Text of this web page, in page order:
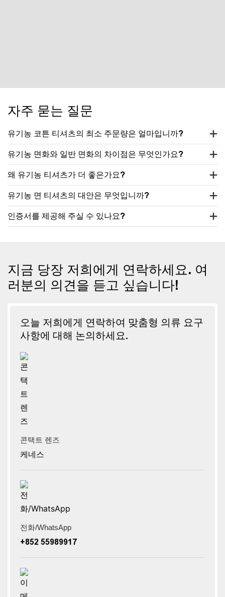
자주 묻는 질문
유기농 코튼 티셔츠의 최소 주문량은 얼마입니까?
유기농 면화와 일반 면화의 차이점은 무엇인가요?
왜 유기농 티셔츠가 더 좋은가요?
유기농 면 티셔츠의 대안은 무엇입니까?
인증서를 제공해 주실 수 있나요?
지금 당장 저희에게 연락하세요. 여
러분의 의견을 듣고 싶습니다!
오늘 저희에게 연락하여 맞춤형 의류 요구
사항에 대해 논의하세요.
콘택트 렌즈
케네스
전화/WhatsApp
+852 55989917